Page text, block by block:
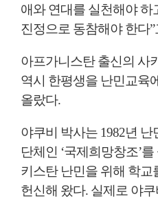
애와 연대를 실천해야 하
진정으로 동참해야 한다
아프가니스탄 출신의 사
역시 한평생을 난민교육
올랐다.
야쿠비 박사는 1982년
단체인 ‘국제희망창조’
키스탄 난민을 위해 학교
헌신해 왔다. 실제로 야